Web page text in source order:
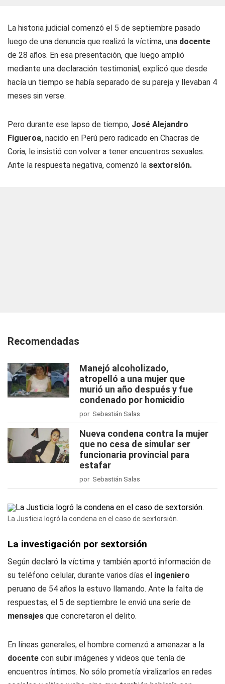
La historia judicial comenzó el 5 de septiembre pasado
luego de una denuncia que realizó la víctima, una docente
de 28 años. En esa presentación, que luego amplió
mediante una declaración testimonial, explicó que desde
hacía un tiempo se había separado de su pareja y llevaban 4
meses sin verse.
Pero durante ese lapso de tiempo, José Alejandro
Figueroa, nacido en Perú pero radicado en Chacras de
Coria, le insistió con volver a tener encuentros sexuales.
Ante la respuesta negativa, comenzó la sextorsión.
Recomendadas
Manejó alcoholizado,
atropelló a una mujer que
murió un año después y fue
condenado por homicidio
por Sebastián Salas
Nueva condena contra la mujer
que no cesa de simular ser
funcionaria provincial para
estafar
por Sebastián Salas
La Justicia logró la condena en el caso de sextorsión.
La investigación por sextorsión
Según declaró la víctima y también aportó información de
su teléfono celular, durante varios días el ingeniero
peruano de 54 años la estuvo llamando. Ante la falta de
respuestas, el 5 de septiembre le envió una serie de
mensajes que concretaron el delito.
En líneas generales, el hombre comenzó a amenazar a la
docente con subir imágenes y videos que tenía de
encuentros íntimos. No sólo prometía viralizarlos en redes